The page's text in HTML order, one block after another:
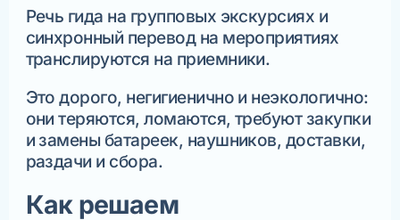
Речь гида на групповых экскурсиях и
синхронный перевод на мероприятиях
транслируются на приемники.
Это дорого, негигиенично и неэкологично:
они теряются, ломаются, требуют закупки
и замены батареек, наушников, доставки,
раздачи и сбора.
Как решаем